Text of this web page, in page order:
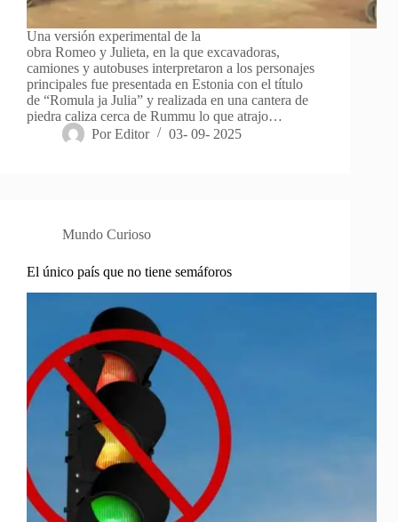
Una versión experimental de la
obra Romeo y Julieta, en la que excavadoras,
camiones y autobuses interpretaron a los personajes
principales fue presentada en Estonia con el título
de “Romula ja Julia” y realizada en una cantera de
piedra caliza cerca de Rummu lo que atrajo…
Por Editor 03- 09- 2025
Mundo Curioso
El único país que no tiene semáforos